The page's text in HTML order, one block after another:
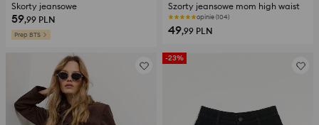
Skorty jeansowe
59,99 PLN
Prep BTS
Szorty jeansowe mom high waist
opinie (104)
49,99 PLN
-23%